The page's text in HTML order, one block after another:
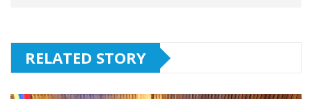
RELATED STORY